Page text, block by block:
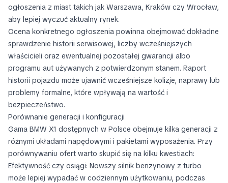
ogłoszenia z miast takich jak Warszawa, Kraków czy Wrocław,
aby lepiej wyczuć aktualny rynek.
Ocena konkretnego ogłoszenia powinna obejmować dokładne
sprawdzenie historii serwisowej, liczby wcześniejszych
właścicieli oraz ewentualnej pozostałej gwarancji albo
programu aut używanych z potwierdzonym stanem. Raport
historii pojazdu może ujawnić wcześniejsze kolizje, naprawy lub
problemy formalne, które wpływają na wartość i
bezpieczeństwo.
Porównanie generacji i konfiguracji
Gama BMW X1 dostępnych w Polsce obejmuje kilka generacji z
różnymi układami napędowymi i pakietami wyposażenia. Przy
porównywaniu ofert warto skupić się na kilku kwestiach:
Efektywność czy osiągi: Nowszy silnik benzynowy z turbo
może lepiej wypadać w codziennym użytkowaniu, podczas